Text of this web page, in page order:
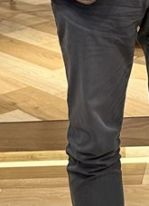
星吃美食！ 18:15